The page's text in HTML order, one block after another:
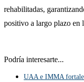
rehabilitadas,
positivo a largo plazo en
Podría interesarte...
UAA e IMMA